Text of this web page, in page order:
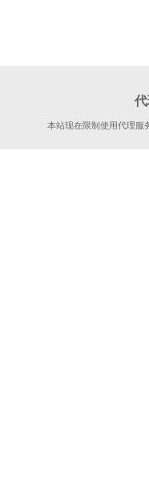
本站现在限制使用代理服